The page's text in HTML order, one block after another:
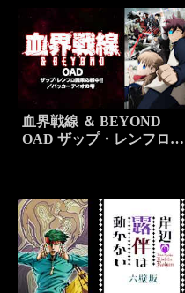
血界戦線 ＆ BEYOND
OAD ザップ・レンフロ因